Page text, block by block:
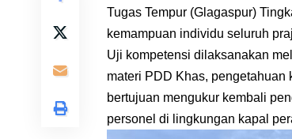
Tugas Tempur (Glagaspur)
kemampuan individu seluruh
Uji kompetensi dilaksanakan
materi PDD Khas, pengetahuan
bertujuan mengukur kembali
personel di lingkungan kapal